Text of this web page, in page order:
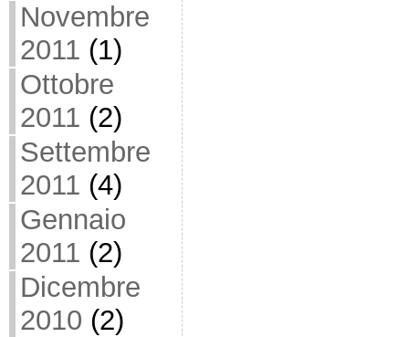
Novembre
2011 (1)
Ottobre
2011 (2)
Settembre
2011 (4)
Gennaio
2011 (2)
Dicembre
2010 (2)